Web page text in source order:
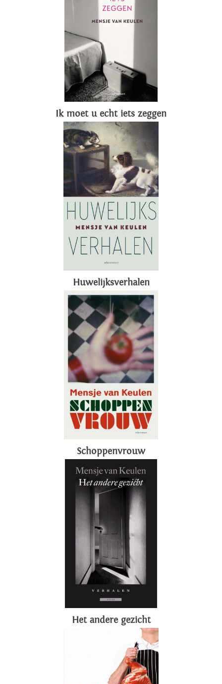
Ik moet u echt iets zeggen
Huwelijksverhalen
Schoppenvrouw
Het andere gezicht